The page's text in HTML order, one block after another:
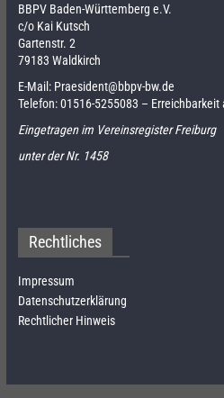
BBPV Baden-Württemberg e.V.
c/o Kai Kutsch
Gartenstr. 2
79183 Waldkirch
E-Mail: Praesident@bbpv-bw.de
Telefon:01516-5255083 – Erreichbarkeit
Eingetragen im Vereinsregister Freiburg
unter der Nr. 1458
Rechtliches
Impressum
Datenschutzerklärung
Rechtlicher Hinweis